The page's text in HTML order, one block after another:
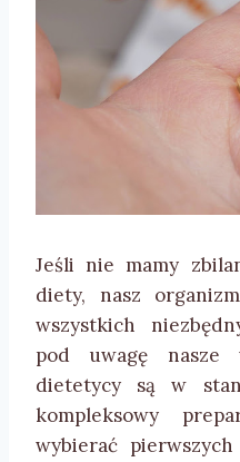
Jeśli nie mamy
diety, nasz
wszystkich
pod uwagę
dietetycy są w
kompleksowy
wybierać